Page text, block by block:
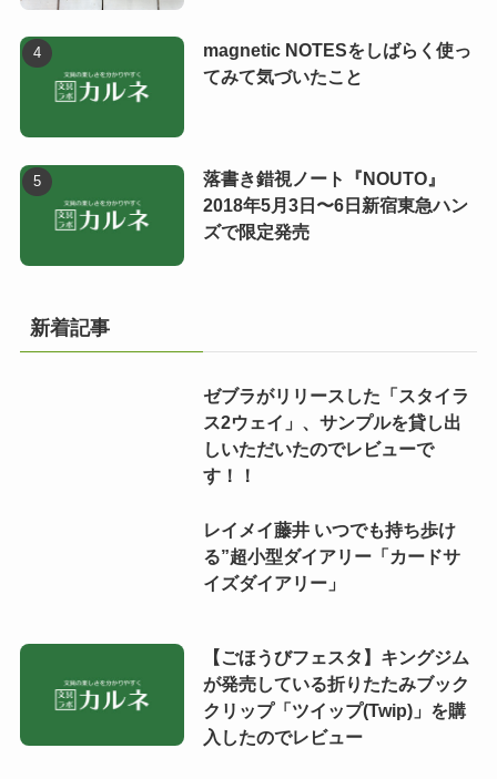
magnetic NOTESをしばらく使っ
てみて気づいたこと
落書き錯視ノート『NOUTO』
2018年5月3日〜6日新宿東急ハン
ズで限定発売
新着記事
ゼブラがリリースした「スタイラ
ス2ウェイ」、サンプルを貸し出
しいただいたのでレビューで
す！！
レイメイ藤井 いつでも持ち歩け
る”超小型ダイアリー「カードサ
イズダイアリー」
【ごほうびフェスタ】キングジム
が発売している折りたたみブック
クリップ「ツイップ(Twip)」を購
入したのでレビュー